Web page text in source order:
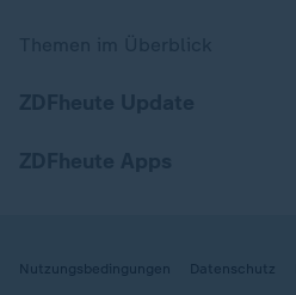
Nutzungsbedingungen Datenschutz